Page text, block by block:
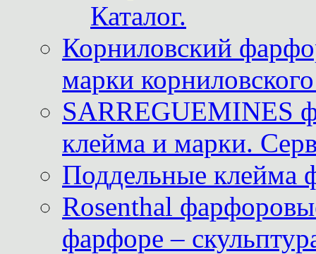
Каталог.
Корниловский
марки
SARREGUEMINES
клейма и марки.
Поддельные клейма
Rosenthal
фарфоре –